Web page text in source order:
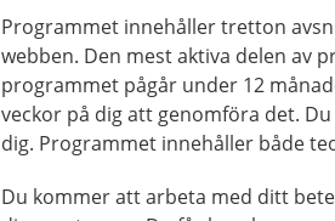
Programmet innehåller tretton
webben. Den mest aktiva delen av
programmet pågår under 12
veckor på dig att genomföra det.
dig. Programmet innehåller både
Du kommer att arbeta med ditt